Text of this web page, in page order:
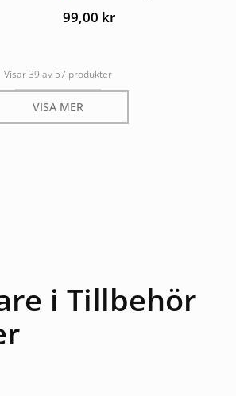
99,00 kr
Visar 39 av 57 produkter
VISA MER
i Tillbehör